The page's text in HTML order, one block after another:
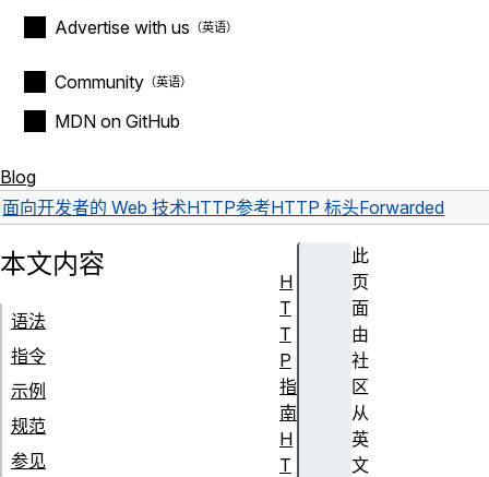
Advertise with us
Community
MDN on GitHub
Blog
面向开发者的 Web 技术HTTP参考HTTP 标头Forwarded
此
页
面
由
社
区
从
英
文
本文内容
语法
指令
示例
规范
参见
H
T
T
P
指
南
H
T